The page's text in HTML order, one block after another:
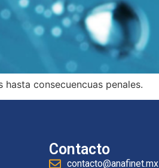
consecuencuas penales.
Contacto
contacto@anafinet.mx